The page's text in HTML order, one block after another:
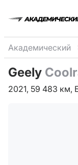
Академический
Geely
2021, 59 483 км,